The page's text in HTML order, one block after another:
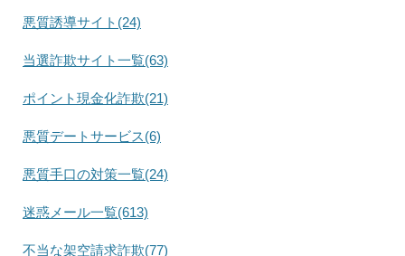
悪質誘導サイト(24)
当選詐欺サイト一覧(63)
ポイント現金化詐欺(21)
悪質デートサービス(6)
悪質手口の対策一覧(24)
迷惑メール一覧(613)
不当な架空請求詐欺(77)